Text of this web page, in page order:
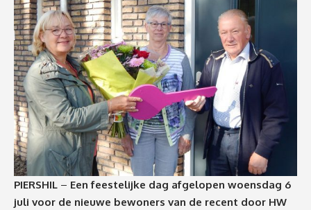
PIERSHIL – Een feestelijke dag afgelopen woensdag 6
juli voor de nieuwe bewoners van de recent door HW